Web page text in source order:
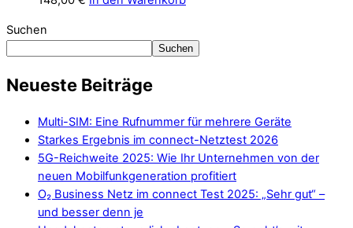
Suchen
Suchen
Neueste Beiträge
Multi-SIM: Eine Rufnummer für mehrere Geräte
Starkes Ergebnis im connect-Netztest 2026
5G-Reichweite 2025: Wie Ihr Unternehmen von der
neuen Mobilfunkgeneration profitiert
O₂ Business Netz im connect Test 2025: „Sehr gut“ –
und besser denn je